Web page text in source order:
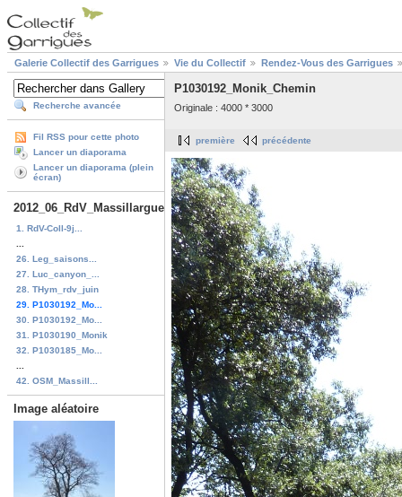
Galerie Collectif des Garrigues Vie du Collectif Rendez-Vous des Garrigues
Recherche avancée
Fil RSS pour cette photo
Lancer un diaporama
Lancer un diaporama (plein
écran)
2012_06_RdV_Massillargues
1. RdV-Coll-9j...
26. Leg_saisons...
27. Luc_canyon_...
28. THym_rdv_juin
29. P1030192_Mo...
30. P1030192_Mo...
31. P1030190_Monik
32. P1030185_Mo...
42. OSM_Massill...
Image aléatoire
P1030192_Monik_Chemin
Originale : 4000 * 3000
première précédente